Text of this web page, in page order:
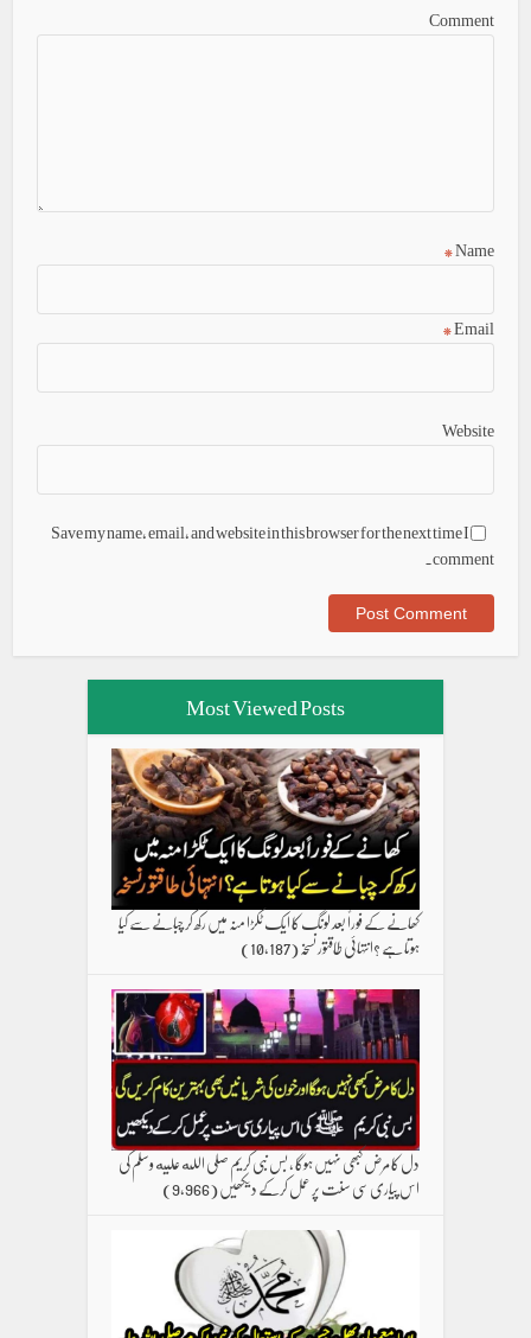
Comment
Name
*
Email
*
Website
Save my name, email, and website in this browser for the next time I
comment.
Most Viewed Posts
کھانے کے فوراً بعد لونگ کا ایک ٹکڑا منہ میں رکھ کر چبانے سے کیا
ہوتا ہے ؟انتہائی طاقتور نسخہ(10,187)
دل کا مرض کبھی نہیں ہوگا ، بس نبی کریم صلی الله علیه وسلم کی
اس پیاری سی سنت پر عمل کرکے دیکھیں(9,966)